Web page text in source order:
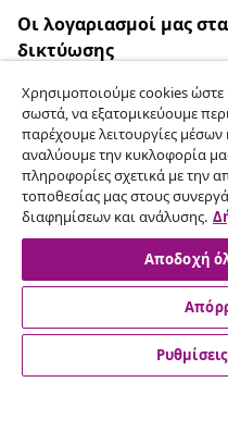
Οι λογαριασμοί μας
δικτύωσης
Υπαναχώρηση από
Υποβάλετε αίτημα
παραγγελία σας.
Εξυπηρέτηση πελατών
Χρησιμοποιούμε cookies ώστε
σωστά, να εξατομικεύουμε
παρέχουμε λειτουργίες
αναλύουμε την κυκλοφορία
πληροφορίες σχετικά με την
τοποθεσίας μας στους
διαφημίσεων και ανάλυσης.
Αποδοχή